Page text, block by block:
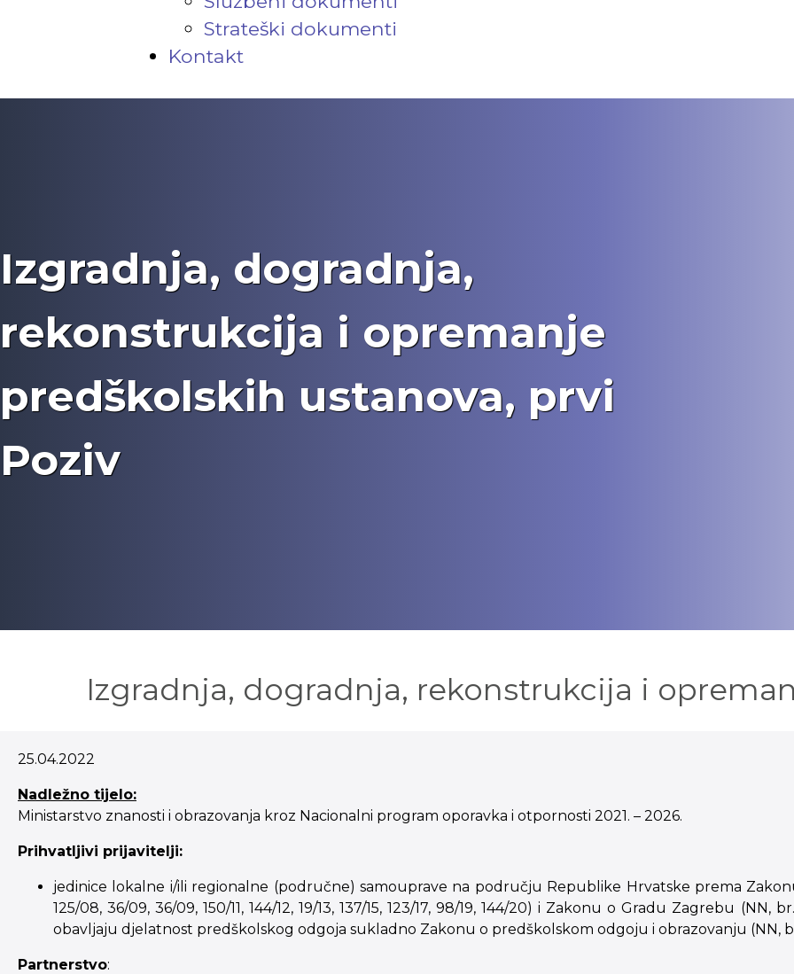
Strateški dokumenti
Kontakt
Izgradnja, dogradnja,
rekonstrukcija i opremanje
predškolskih ustanova, prvi
Poziv
Izgradnja, dogradnja, rekonstrukcija i
25.04.2022
Nadležno tijelo:
Ministarstvo znanosti i obrazovanja kroz Nacionalni program oporavka i otpornosti 2021. – 2026.
Prihvatljivi prijavitelji:
jedinice lokalne i/ili regionalne (područne) samouprave na području Republike Hrvatske prema
125/08, 36/09, 36/09, 150/11, 144/12, 19/13, 137/15, 123/17, 98/19, 144/20) i Zakonu o Gradu Zagrebu
obavljaju djelatnost predškolskog odgoja sukladno Zakonu o predškolskom odgoju i obrazovanju (NN, br.
Partnerstvo: